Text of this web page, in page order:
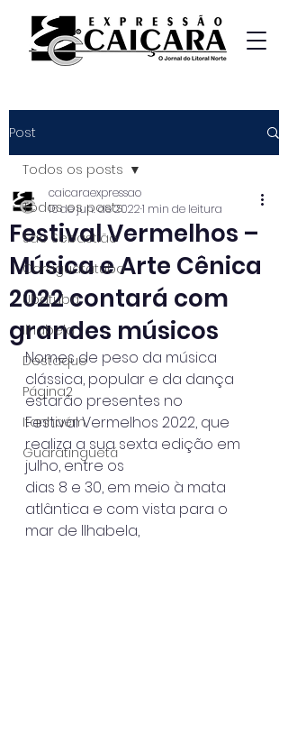
Post
Todos os posts
São Sebastião
Caraguatatuba
Ubatuba
Ilhabela
Destaque
Página2
Itanhaém
Guaratinguetá
Todos os posts
Festival Vermelhos –
Música e Arte Cênica
2022 contará com
grandes músicos
caicaraexpressao
16 de jun. de 20221 min de leitura
Nomes de peso da música
clássica, popular e da dança
estarão presentes no
Festival Vermelhos 2022, que
realiza a sua sexta edição em
julho, entre os
dias 8 e 30, em meio à mata
atlântica e com vista para o
mar de Ilhabela,